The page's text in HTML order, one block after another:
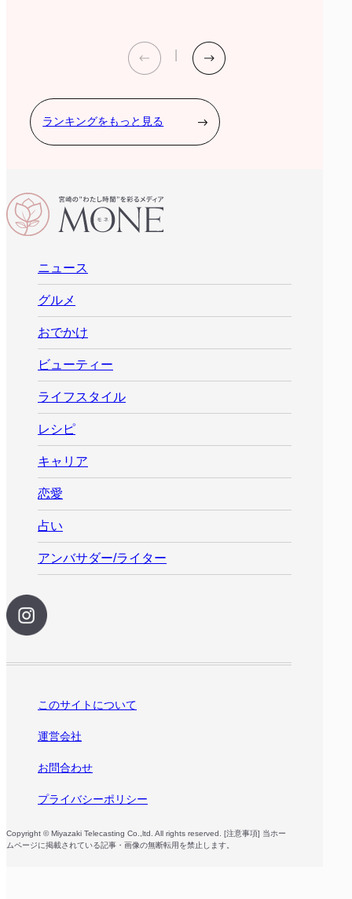
ランキングをもっと見る
ニュース
グルメ
おでかけ
ビューティー
ライフスタイル
レシピ
キャリア
恋愛
占い
アンバサダー/ライター
このサイトについて
運営会社
お問合わせ
プライバシーポリシー
Copyright © Miyazaki Telecasting Co.,ltd. All rights reserved. [注意事項] 当ホー
ムページに掲載されている記事・画像の無断転用を禁止します。